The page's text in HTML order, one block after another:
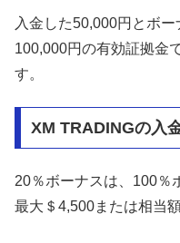
入金した50,000円とボ
100,000円の有効証拠金
す。
XM TRADINGの入
20％ボーナスは、100％
最大＄4,500または相当